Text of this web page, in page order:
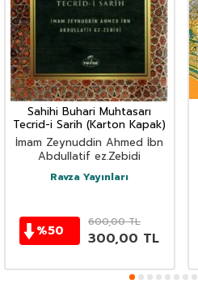
Sahihi Buhari Muhtasarı
Tecrid-i Sarih (Karton Kapak)
İmam Zeynuddin Ahmed İbn
Abdullatif ez.Zebidi
Ravza Yayınları
%50
600,00TL
300,00 TL